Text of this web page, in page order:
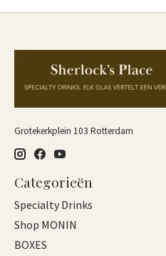
Grotekerkplein 103 Rotterdam
Categorieën
Specialty Drinks
Shop MONIN
BOXES